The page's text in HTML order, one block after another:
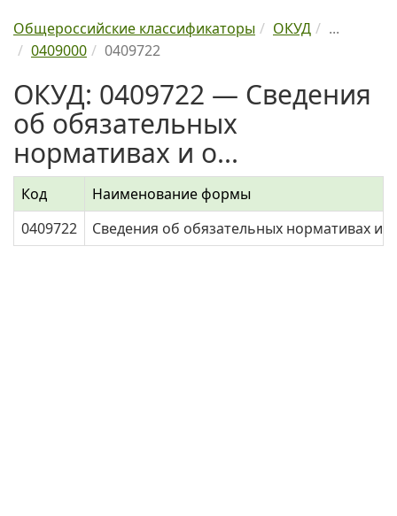
Общероссийские классификаторы ОКУД
...
0409000
0409722
ОКУД: 0409722 — Сведения
об обязательных
нормативах и о...
Код
Наименование формы
0409722
Сведения об обязательных нормативах и